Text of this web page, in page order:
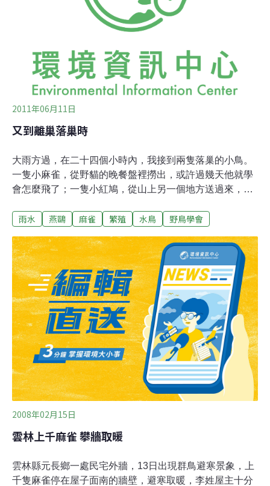
公里範圍，動不動就有數千隻麻雀，有些國家，近年來卻
已減少到不到100隻。監測數據最完整的英國鳥類信託
2011年06月11日
又到離巢落巢時
大雨方過，在二十四個小時內，我接到兩隻落巢的小鳥。
一隻小麻雀，從野貓的晚餐盤裡撈出，或許過幾天他就學
會怎麼飛了；一隻小紅鳩，從山上另一個地方送過來，瘦
劫。這段時間該是離巢落巢時，是離巢或者落巢，其實很
可以成功飛行的小傢伙，可能就淪為某貓某犬的小點心，
或者是輪下的亡魂，他爹娘花費個把月的努力也隨之變成
泡影。只是問題並不在會飛後就從此幸福快樂，第一年的
亞成鳥死亡率往往最高。從他們還沒變成蛋時開始談吧。
那時他爹猛力地追求他娘，不管什麼任性的要求，在那時
幾乎都是沒問題的。當我第一次看到書裡描述的阿得利企
鵝當真叨著石頭在求偶，好吧，人類不也都是拿著石頭在
求婚；當第一次親眼看到小燕鷗叨著小蝦跳著求偶舞，好
吧，這歸類成「儀式性行為」吧；當第一次看到大卷尾在
理院草坪炫耀著飛行，然後忽一轉身叨起一隻無辜的白
蝶，
雨水 燕鷗 麻雀 繁殖 水鳥 野鳥學會
2008年02月15日
雲林上千麻雀 攀牆取暖
雲林縣元長鄉一處民宅外牆，13日出現群鳥避寒景象，上
千隻麻雀停在屋子面南的牆壁，避寒取暖，李姓屋主十分